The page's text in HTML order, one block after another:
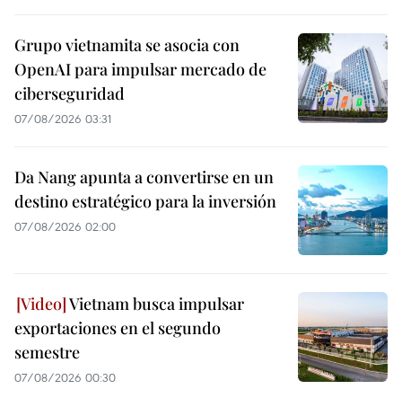
Grupo vietnamita se asocia con
OpenAI para impulsar mercado de
ciberseguridad
07/08/2026 03:31
Da Nang apunta a convertirse en un
destino estratégico para la inversión
07/08/2026 02:00
Vietnam busca impulsar
exportaciones en el segundo
semestre
07/08/2026 00:30